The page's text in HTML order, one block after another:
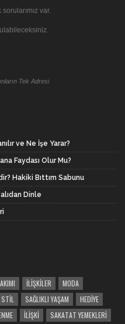
var.
Tek Adresi
ve Ne İşe Yarar?
Faydası Olur Mu?
Hakiki Bıttım Sabunu
Dinle
İLIŞKILER
MODA
STIL SAĞLIKLI YAŞAM
HEDIYE
İLIŞKI SAKATAT YEMEKLERI